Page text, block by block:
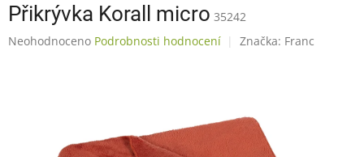
Přikrývka Korall micro 35242
Průměrné
hvězdiček.
Neohodnoceno Podrobnosti hodnocení Značka: Franc